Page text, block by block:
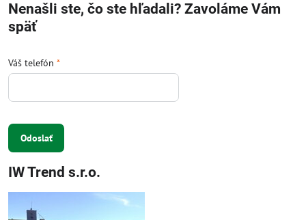
Nenašli ste, čo ste hľadali? Zavoláme Vám
späť
Váš telefón *
Odoslať
IW Trend s.r.o.